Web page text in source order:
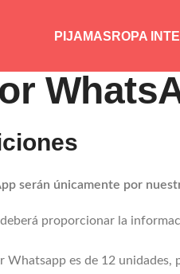
PIJAMAS ROPA
serán únicamente por
proporcionar la
Whatsapp es de 12